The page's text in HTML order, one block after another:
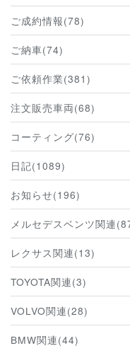
ご成約情報(78)
ご納車(74)
ご依頼作業(381)
注文販売車両(68)
コーティング(76)
日記(1089)
お知らせ(196)
メルセデスベンツ関連
レクサス関連(13)
TOYOTA関連(3)
VOLVO関連(28)
BMW関連(44)